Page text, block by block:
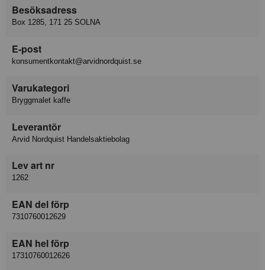
Besöksadress
Box 1285, 171 25 SOLNA
E-post
konsumentkontakt@arvidnordquist.se
Varukategori
Bryggmalet kaffe
Leverantör
Arvid Nordquist Handelsaktiebolag
Lev art nr
1262
EAN del förp
7310760012629
EAN hel förp
17310760012626